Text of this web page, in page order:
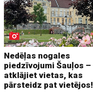
Nedēļas nogales
piedzīvojumi Šauļos –
atklājiet vietas, kas
pārsteidz pat vietējos!